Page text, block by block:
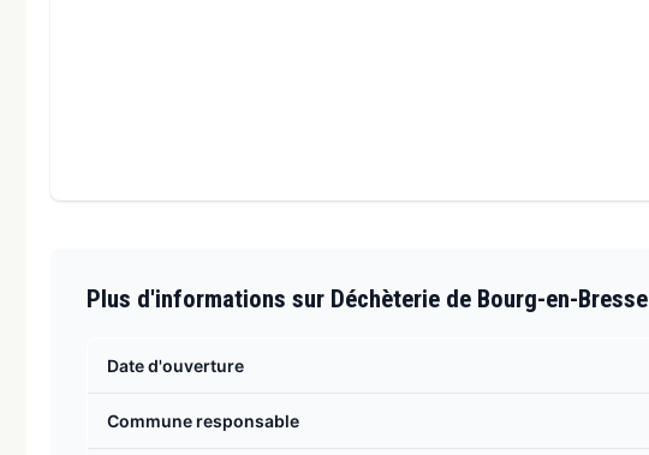
Plus d'informations sur Déchèterie de Bourg-en-Bresse
Date d'ouverture
Commune responsable